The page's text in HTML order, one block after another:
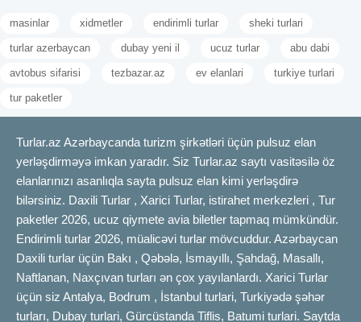
masinlar xidmetler endirimli turlar sheki turlari
turlar azerbaycan dubay yeni il ucuz turlar abu dabi
avtobus sifarisi tezbazar.az ev elanlari turkiye turlari
tur paketler
Turlar.az Azərbaycanda turizm şirkətləri üçün pulsuz elan
yerləşdirməyə imkan yaradır. Siz Turlar.az saytı vasitəsilə öz
elanlarınızı asanlıqla sayta pulsuz elan kimi yerləşdirə
bilərsiniz. Daxili Turlar , Xarici Turlar, istirahet merkezleri , Tur
paketler 2026, ucuz qiymete avia biletler tapmaq mümkündür.
Endirimli turlar 2026, müalicəvi turlar mövcuddur. Azərbaycan
Daxili turlar üçün Bakı , Qəbələ, İsmayıllı, Şahdağ, Masallı,
Naftlanan, Naxçıvan turları ən çox yayılanlardı. Xarici Turlar
üçün siz Antalya, Bodrum , İstanbul turlari, Turkiyədə şəhər
turları, Dubay turlari, Gürcüstanda Tiflis, Batumi turlari. Saytda